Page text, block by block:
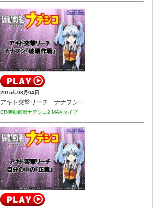
2015年08月04日
アキト突撃リーチ ナナフシ『破壊作戦』
CR機動戦艦ナデシコ2 MAXタイプ